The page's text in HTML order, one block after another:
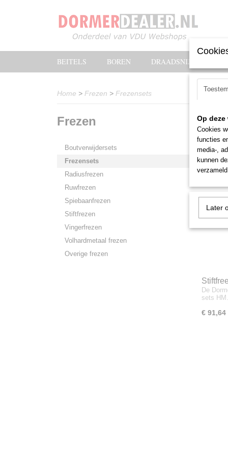
BEITELS BOREN DRAADSNIJOLIE
Home > Frezen > Frezensets
Frezen
Boutverwijdersets
Frezensets
Radiusfrezen
Ruwfrezen
Spiebaanfrezen
Stiftfrezen
Vingerfrezen
Volhardmetaal frezen
Overige frezen
De
sets
€ 91,64
Op
Cookies
functies
media-,
kunnen
Later